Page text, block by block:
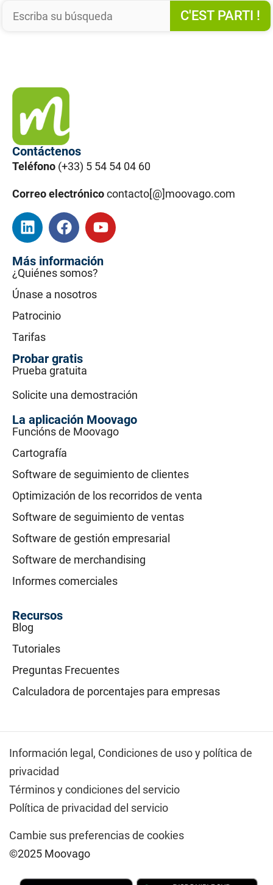
C'EST PARTI !
Contáctenos
Teléfono (+33) 5 54 54 04 60
Correo electrónicocontacto[@]moovago.com
Más información
¿Quiénes somos?
Únase a nosotros
Patrocinio
Tarifas
Probar gratis
Prueba gratuita
Solicite una demostración
La aplicación Moovago
Funcións de Moovago
Cartografía
Software de seguimiento de clientes
Optimización de los recorridos de venta
Software de seguimiento de ventas
Software de gestión empresarial
Software de merchandising
Informes comerciales
Recursos
Blog
Tutoriales
Preguntas Frecuentes
Calculadora de porcentajes para empresas
Información legal, Condiciones de uso y política de
privacidad
Términos y condiciones del servicio
Política de privacidad del servicio
Cambie sus preferencias de cookies
©2025 Moovago